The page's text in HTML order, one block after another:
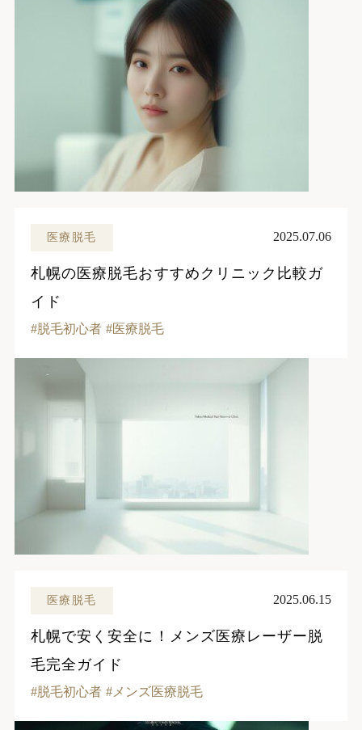
医療脱毛 2025.07.06
札幌の医療脱毛おすすめクリニック比較ガ
イド
脱毛初心者 医療脱毛
医療脱毛 2025.06.15
札幌で安く安全に！メンズ医療レーザー脱
毛完全ガイド
脱毛初心者 メンズ医療脱毛